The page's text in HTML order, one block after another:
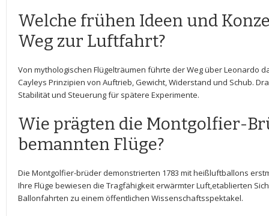
Welche​ frühen Ideen ‌und⁣
⁢Weg zur Luftfahrt?
Von mythologischen ‍Flügelträumen führte der Weg über Leonardo
Cayleys ‍Prinzipien ⁢von⁣ Auftrieb, Gewicht, ⁣Widerstand und Schub.
Stabilität​ und‍ Steuerung für spätere Experimente.
Wie⁤ prägten die Montgolfier-
⁤bemannten‌ Flüge?
Die ⁢Montgolfier-brüder​ demonstrierten 1783 mit heißluftballons
Ihre Flüge⁢ bewiesen⁣ die Tragfähigkeit erwärmter Luft,etablierten
⁤Ballonfahrten zu⁣ einem ⁣öffentlichen⁤ Wissenschaftsspektakel.